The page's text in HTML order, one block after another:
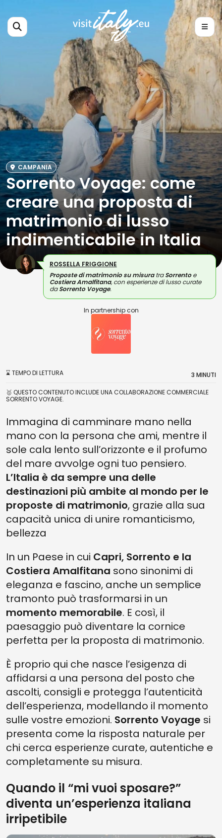
CAMPANIA
Sorrento Voyage: come
creare una proposta di
matrimonio di lusso
indimenticabile in Italia
ROSSELLA FRIGGIONE
Proposte di matrimonio su misuratraSorrentoe
Costiera Amalfitana, con esperienze di lusso curate
daSorrento Voyage.
In partnership con
⌛ TEMPO DI LETTURA 3 MINUTI
🥇 QUESTO CONTENUTO INCLUDE UNA COLLABORAZIONE COMMERCIALE
SORRENTO VOYAGE.
Immagina di camminare mano nella
mano con la persona che ami, mentre il
sole cala lento sull’orizzonte e il profumo
del mare avvolge ogni tuo pensiero.
L’Italia è da sempre una delle
destinazioni più ambite al mondo per le
proposte di matrimonio, grazie alla sua
capacità unica di unire romanticismo,
bellezza
In un Paese in cui Capri, Sorrento e la
Costiera Amalfitana sono sinonimi di
eleganza e fascino, anche un semplice
tramonto può trasformarsi in un
momento memorabile. E così, il
paesaggio può diventare la cornice
perfetta per la proposta di matrimonio.
È proprio qui che nasce l’esigenza di
affidarsi a una persona del posto che
ascolti, consigli e protegga l’autenticità
dell’esperienza, modellando il momento
sulle vostre emozioni. Sorrento Voyage si
presenta come la risposta naturale per
chi cerca esperienze curate, autentiche e
completamente su misura.
Quando il “mi vuoi sposare?”
diventa un’esperienza italiana
irripetibile